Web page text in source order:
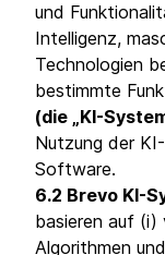
und
Intelligenz,
Technologien
bestimmte
(die „KI-
Nutzung der
Software.
6.2 Brevo KI-
basieren auf
Algorithmen